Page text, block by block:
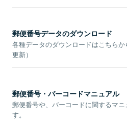
郵便番号データのダウンロード
各種データのダウンロードはこちらか
更新）
郵便番号・バーコードマニュアル
郵便番号や、バーコードに関するマ
す。